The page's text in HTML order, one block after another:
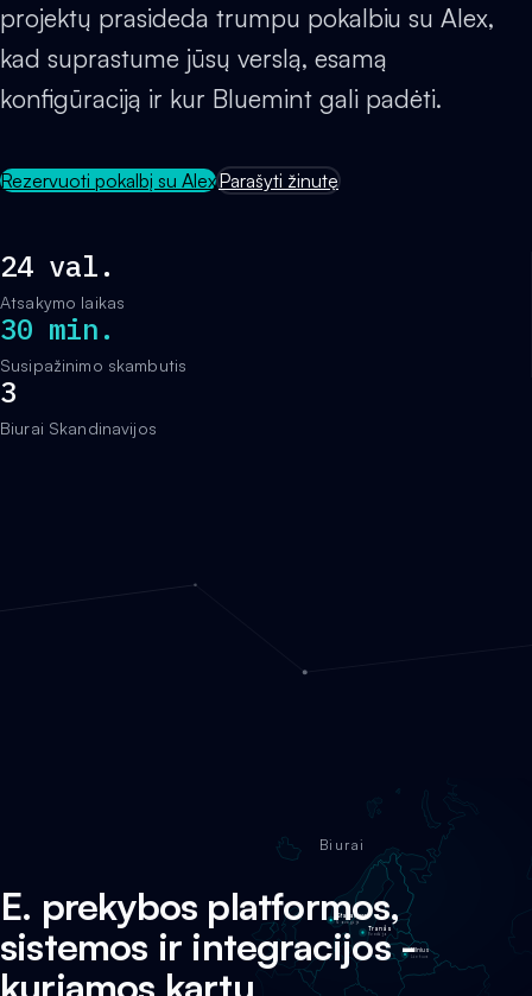
projektų prasideda trumpu pokalbiu su Alex,
kad suprastume jūsų verslą, esamą
konfigūraciją ir kur Bluemint gali padėti.
Rezervuoti pokalbį su AlexParašyti žinutę
24 val.
Atsakymo laikas
30 min.
Susipažinimo skambutis
3
Biurai Skandinavijos
Stavanger
Norvegija
Vilnius
Lietuva
Tranås
E. prekybos platformos,
sistemos ir integracijos -
kuriamos kartu
Biurai